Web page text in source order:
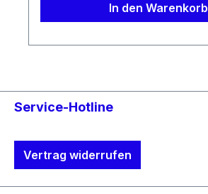
In den Warenkorb
Service-Hotline
Vertrag widerrufen